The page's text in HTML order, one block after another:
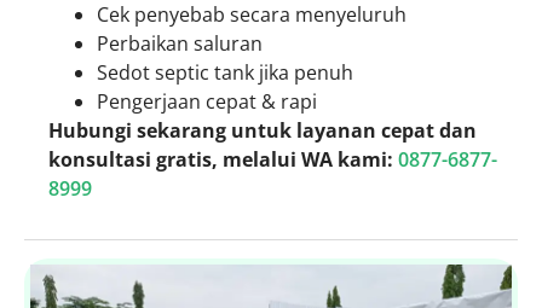
Cek penyebab secara menyeluruh
Perbaikan saluran
Sedot septic tank jika penuh
Pengerjaan cepat & rapi
Hubungi sekarang untuk layanan cepat dan
konsultasi gratis, melalui WA kami: 0877-6877-
8999